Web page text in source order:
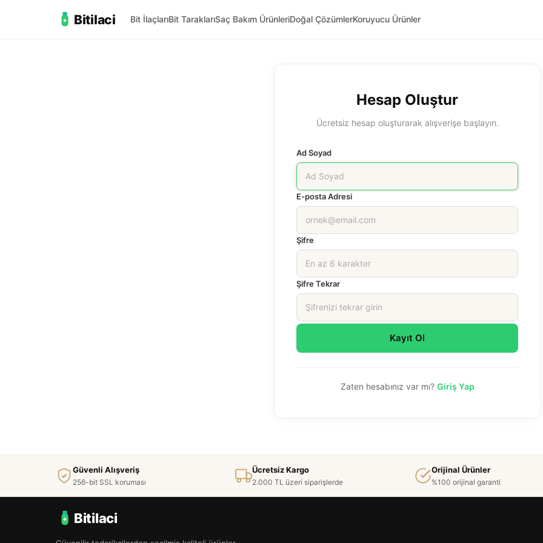
Bitilaci Bit İlaçlarıBit TaraklarıSaç Bakım ÜrünleriDoğal ÇözümlerKoruyucu Ürünler
Hesap Oluştur
Ücretsiz hesap oluşturarak alışverişe başlayın.
Ad Soyad
E-posta Adresi
Şifre
Şifre Tekrar
Kayıt Ol
Zaten hesabınız var mı? Giriş Yap
Güvenli Alışveriş
256-bit SSL koruması
Ücretsiz Kargo
2.000 TL üzeri siparişlerde
Orijinal Ürünler
%100 orijinal garanti
Bitilaci